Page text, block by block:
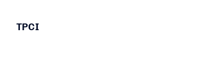
TPCI